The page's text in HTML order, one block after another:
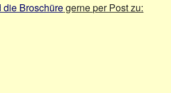
die Broschüregerne per Post zu: